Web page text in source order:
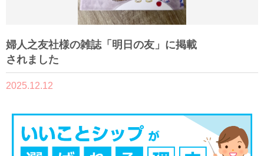
婦人之友社様の雑誌「明日の友」に掲載
されました
2025.12.12